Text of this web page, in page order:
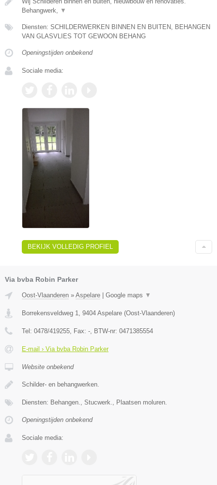
Behangwerk, ▼
Diensten: SCHILDERWERKEN BINNEN EN BUITEN, BEHANGEN
VAN GLASVLIES TOT GEWOON BEHANG
Openingstijden onbekend
Sociale media:
BEKIJK VOLLEDIG PROFIEL
Via bvba Robin Parker
Oost-Vlaanderen » Aspelare | Google maps ▼
Borrekensveldweg 1 9404 Aspelare (Oost-Vlaanderen)
Tel: 0478/419255 , Fax: - , BTW-nr: 0471385554
E-mail › Via bvba Robin Parker
Website onbekend
Schilder- en behangwerken.
Diensten: Behangen., Stucwerk., Plaatsen moluren.
Openingstijden onbekend
Sociale media: